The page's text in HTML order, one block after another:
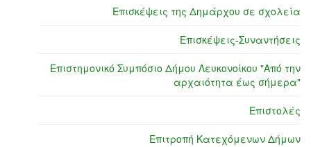
Επισκέψεις της Δημάρχου σε σχολεία
Επισκέψεις-Συναντήσεις
Επιστημονικό Συμπόσιο Δήμου Λευκονοίκου "Από την
αρχαιότητα έως σήμερα"
Επιστολές
Επιτροπή Κατεχόμενων Δήμων